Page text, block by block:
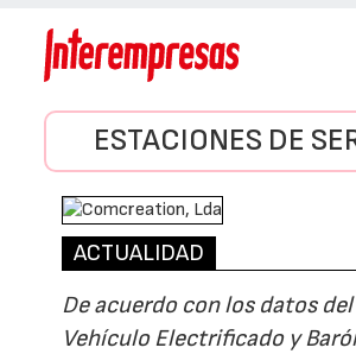
ESTACIONES DE
ACTUALIDAD
De acuerdo con los datos
Vehículo Electrificado y